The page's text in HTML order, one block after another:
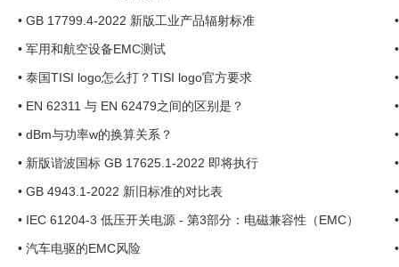
• GB 17799.4-2022 新版工业产品辐射标准
• 军用和航空设备EMC测试
• 泰国TISI logo怎么打？TISI logo官方要求
• EN 62311 与 EN 62479之间的区别是？
• dBm与功率w的换算关系？
• 新版谐波国标 GB 17625.1-2022 即将执行
• GB 4943.1-2022 新旧标准的对比表
• IEC 61204-3 低压开关电源 - 第3部分：电磁兼容性（EMC）
• 汽车电驱的EMC风险